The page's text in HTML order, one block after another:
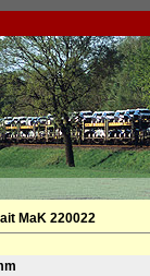
MaK 220022